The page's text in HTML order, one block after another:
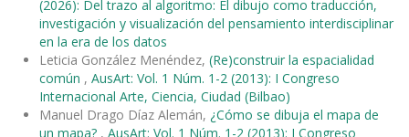
(2026): Del trazo al algoritmo: El dibujo como traducción,
investigación y visualización del pensamiento interdisciplinar
en la era de los datos
Leticia González Menéndez, (Re)construir la espacialidad
común , AusArt: Vol. 1 Núm. 1-2 (2013): I Congreso
Internacional Arte, Ciencia, Ciudad (Bilbao)
Manuel Drago Díaz Alemán, ¿Cómo se dibuja el mapa de
un mapa? , AusArt: Vol. 1 Núm. 1-2 (2013): I Congreso